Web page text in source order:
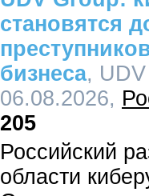
становятся
бизнеса,
06.08.2026,
205
Российский
области